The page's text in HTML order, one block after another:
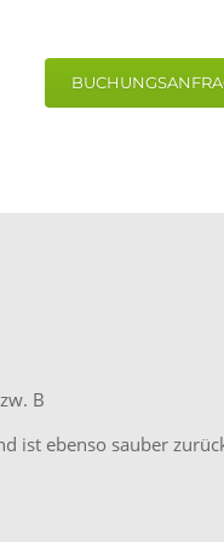
B
ist ebenso sauber